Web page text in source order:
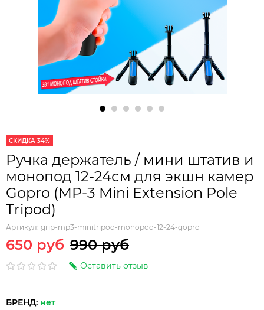
СКИДКА 34%
Ручка держатель / мини штатив и
монопод 12-24см для экшн камер
Gopro (MP-3 Mini Extension Pole
Tripod)
Артикул: grip-mp3-minitripod-monopod-12-24-gopro
650 руб 990 руб
Оставить отзыв
БРЕНД: нет